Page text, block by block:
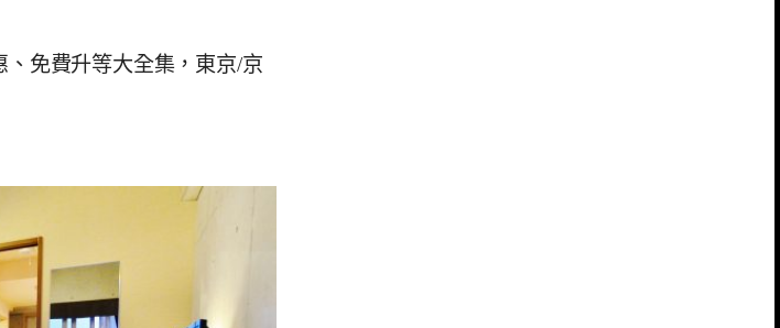
、免費升等大全集，東京/京